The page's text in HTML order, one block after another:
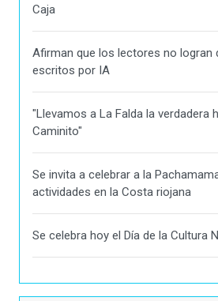
Caja
Afirman que los lectores no logran
escritos por IA
"Llevamos a La Falda la verdadera
Caminito"
Se invita a celebrar a la
actividades en la Costa riojana
Se celebra hoy el Día de la Cultura